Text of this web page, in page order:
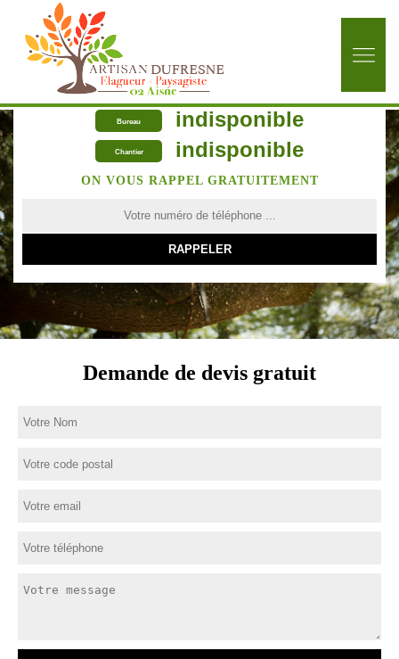
Bureau indisponible
Chantier indisponible
ON VOUS RAPPEL GRATUITEMENT
Demande de devis gratuit